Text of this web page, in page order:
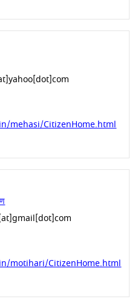
mehasi/CitizenHome.html
motihari/CitizenHome.html